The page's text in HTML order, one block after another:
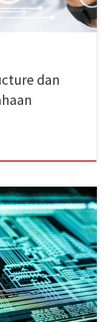
dan
Disediakannya
membutuhkan
dan infrastruktur,
layanan IT
fasilitas
operasional
[…]